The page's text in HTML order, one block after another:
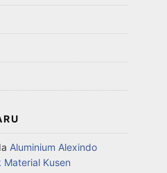
Aluminium Alexindo
Material Kusen